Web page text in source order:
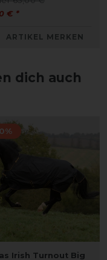
€ *
ARTIKEL MERKEN
dich auch
Irish Turnout Big